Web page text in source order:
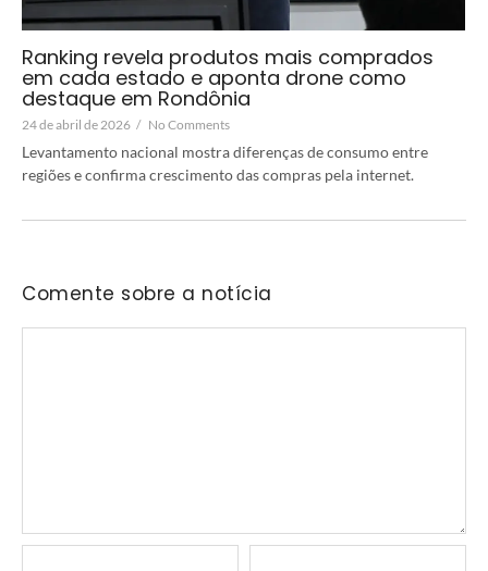
Ranking revela produtos mais comprados
em cada estado e aponta drone como
destaque em Rondônia
24 de abril de 2026 / No Comments
Levantamento nacional mostra diferenças de consumo entre
regiões e confirma crescimento das compras pela internet.
Comente sobre a notícia